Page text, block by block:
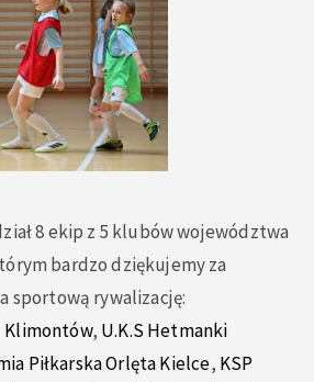
8 ekip z 5 klubów województwa
bardzo dziękujemy za
sportową rywalizację:
Klimontów, U.K.S Hetmanki
Piłkarska Orlęta Kielce, KSP